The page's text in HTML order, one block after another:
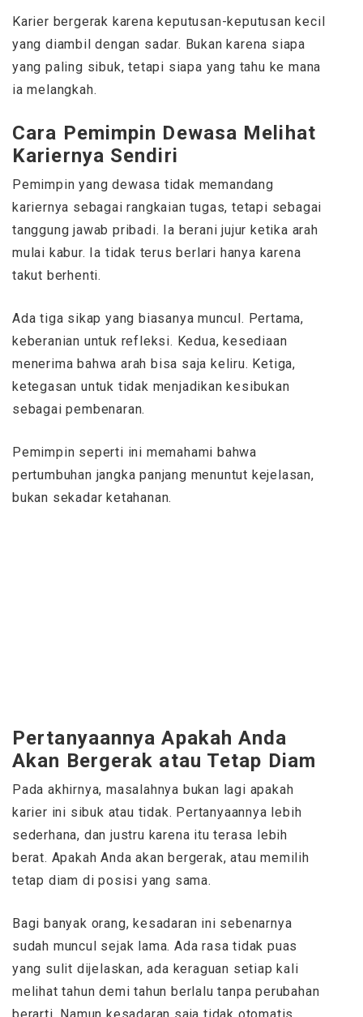
Karier bergerak karena keputusan-keputusan kecil
yang diambil dengan sadar. Bukan karena siapa
yang paling sibuk, tetapi siapa yang tahu ke mana
ia melangkah.
Cara Pemimpin Dewasa Melihat
Kariernya Sendiri
Pemimpin yang dewasa tidak memandang
kariernya sebagai rangkaian tugas, tetapi sebagai
tanggung jawab pribadi. Ia berani jujur ketika arah
mulai kabur. Ia tidak terus berlari hanya karena
takut berhenti.
Ada tiga sikap yang biasanya muncul. Pertama,
keberanian untuk refleksi. Kedua, kesediaan
menerima bahwa arah bisa saja keliru. Ketiga,
ketegasan untuk tidak menjadikan kesibukan
sebagai pembenaran.
Pemimpin seperti ini memahami bahwa
pertumbuhan jangka panjang menuntut kejelasan,
bukan sekadar ketahanan.
Pertanyaannya Apakah Anda
Akan Bergerak atau Tetap Diam
Pada akhirnya, masalahnya bukan lagi apakah
karier ini sibuk atau tidak. Pertanyaannya lebih
sederhana, dan justru karena itu terasa lebih
berat. Apakah Anda akan bergerak, atau memilih
tetap diam di posisi yang sama.
Bagi banyak orang, kesadaran ini sebenarnya
sudah muncul sejak lama. Ada rasa tidak puas
yang sulit dijelaskan, ada keraguan setiap kali
melihat tahun demi tahun berlalu tanpa perubahan